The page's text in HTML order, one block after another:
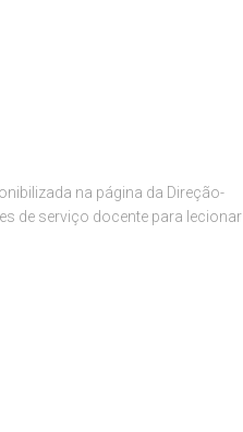
na página da Direção-
de serviço docente para lecionar